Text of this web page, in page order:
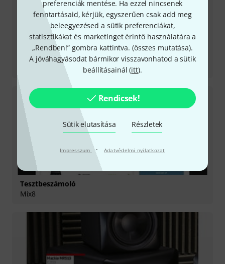
preferenciák mentése. Ha ezzel nincsenek
fenntartásaid, kérjük, egyszerűen csak add meg
beleegyezésed a sütik preferenciákat,
statisztikákat és marketinget érintő használatára a
„Rendben!” gombra kattintva. (összes mutatása).
A jóváhagyásodat bármikor visszavonhatod a sütik
beállításainál (itt).
Rendicsek!
Sütik elutasítása Részletek
Impresszum · Adatvédelmi nyilatkozat
Tesztbeszámoló
Tesztbeszámoló
Mix8